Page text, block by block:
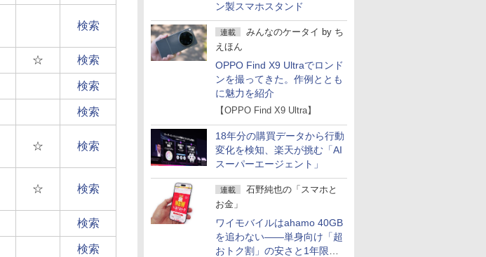
ン製スマホスタンド
連載 みんなのケータイ by ち
えほん
OPPO Find X9 Ultraでロンド
ンを撮ってきた。作例ととも
に魅力を紹介
【OPPO Find X9 Ultra】
18年分の購買データから行動
変化を検知、楽天が挑む「AI
スーパーエージェント」
連載
石野純也の「スマホと
お金」
ワイモバイルはahamo 40GB
を追わない――単身向け「超
おトク割」の安さと1年限定
検索
☆ 検索
検索
検索
☆ 検索
☆ 検索
検索
検索